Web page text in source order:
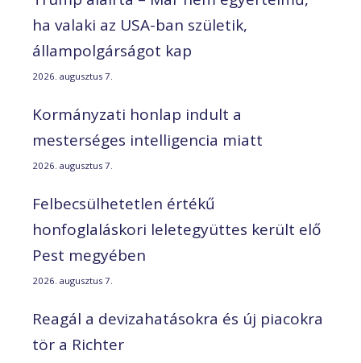
ha valaki az USA-ban születik,
állampolgárságot kap
2026. augusztus 7.
Kormányzati honlap indult a
mesterséges intelligencia miatt
2026. augusztus 7.
Felbecsülhetetlen értékű
honfoglaláskori leletegyüttes került elő
Pest megyében
2026. augusztus 7.
Reagál a devizahatásokra és új piacokra
tör a Richter